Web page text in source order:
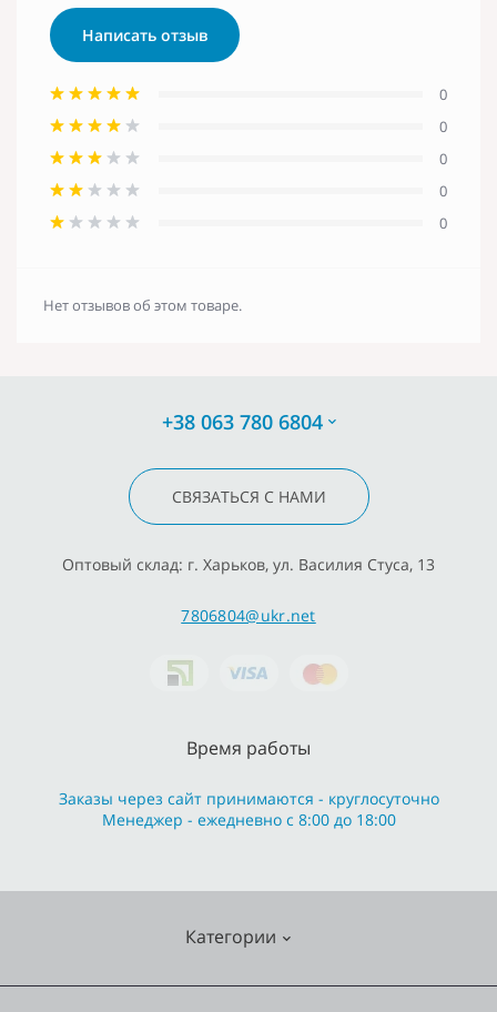
Написать отзыв
0
0
0
0
0
Нет отзывов об этом товаре.
+38 063 780 6804
СВЯЗАТЬСЯ С НАМИ
Оптовый склад: г. Харьков, ул. Василия Стуса, 13
7806804@ukr.net
Категории
Время работы
Заказы через сайт принимаются - круглосуточно
Менеджер - ежедневно с 8:00 до 18:00